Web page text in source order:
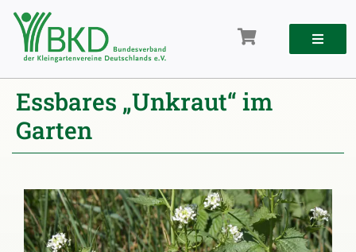
Zum
Inhalt
springen
Essbares „Unkraut“ im
Garten